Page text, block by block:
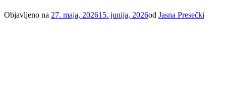
Objavljeno na 27. maja, 202615. junija, 2026od Jasna Presečki